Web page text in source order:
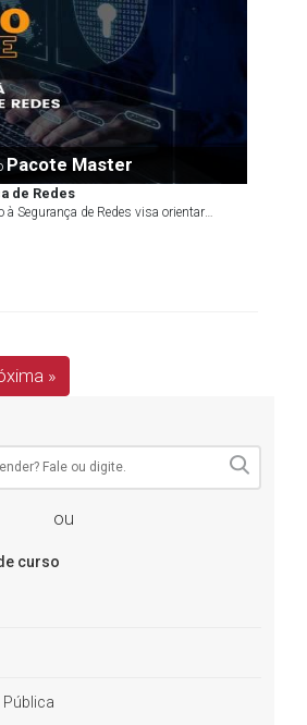
Pacote Master
de Redes
Segurança de Redes visa orientar
contexto em que negócios...
»
ou
curso